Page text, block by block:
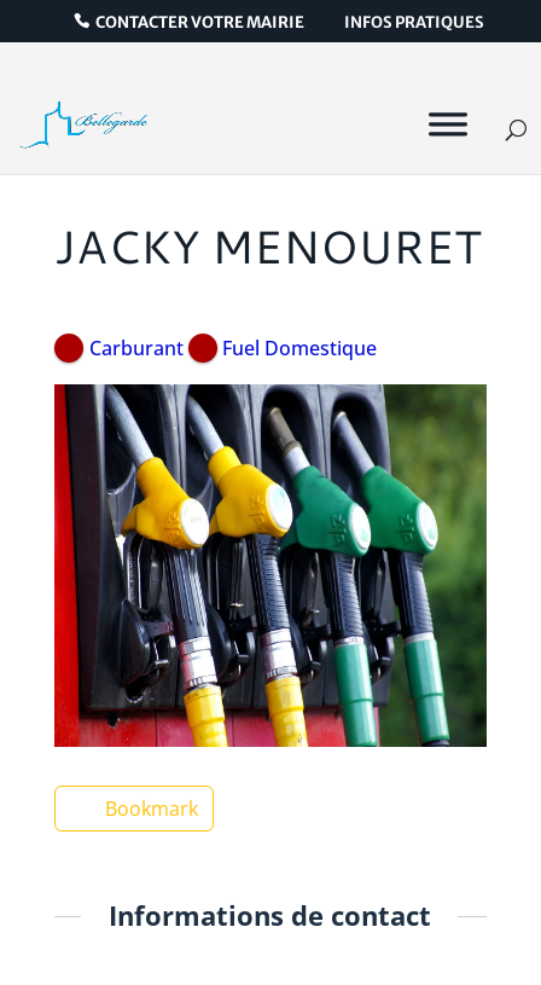
CONTACTER VOTRE MAIRIE INFOS PRATIQUES
JACKY MENOURET
Carburant Fuel Domestique
Bookmark
Informations de contact